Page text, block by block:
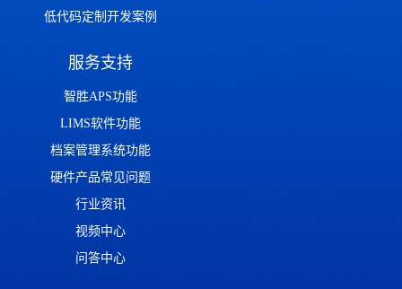
低代码定制开发案例
服务支持
智胜APS功能
LIMS软件功能
档案管理系统功能
硬件产品常见问题
行业资讯
视频中心
问答中心